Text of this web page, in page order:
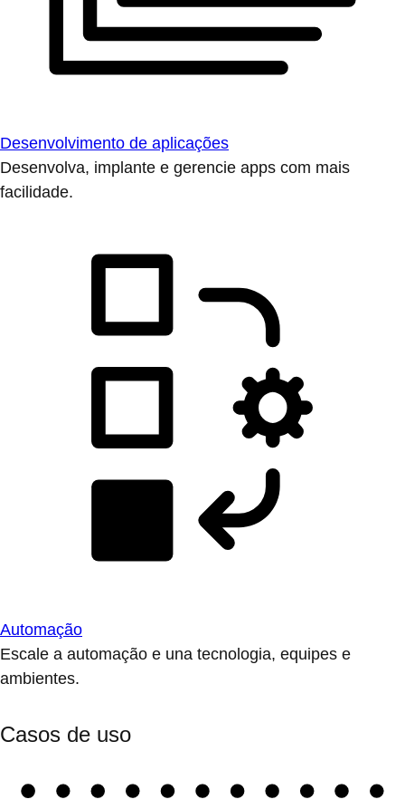
Desenvolvimento de aplicações
Desenvolva, implante e gerencie apps com mais
facilidade.
Automação
Escale a automação e una tecnologia, equipes e
ambientes.
Casos de uso